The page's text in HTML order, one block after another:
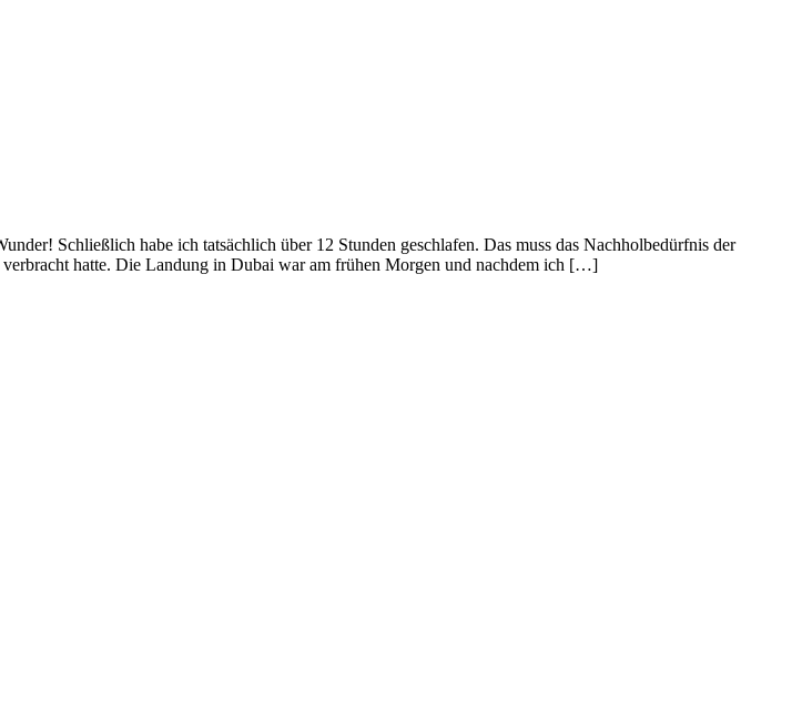
Schließlich habe ich tatsächlich über 12 Stunden geschlafen. Das muss das Nachholbedürfnis der
hatte. Die Landung in Dubai war am frühen Morgen und nachdem ich […]